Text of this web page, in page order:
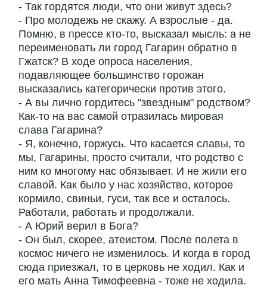
- Так гордятся люди, что они живут здесь?
- Про молодежь не скажу. А взрослые - да.
Помню, в прессе кто-то, высказал мысль: а не
переименовать ли город Гагарин обратно в
Гжатск? В ходе опроса населения,
подавляющее большинство горожан
высказались категорически против этого.
- А вы лично гордитесь "звездным" родством?
Как-то на вас самой отразилась мировая
слава Гагарина?
- Я, конечно, горжусь. Что касается славы, то
мы, Гагарины, просто считали, что родство с
ним ко многому нас обязывает. И не жили его
славой. Как было у нас хозяйство, которое
кормило, свиньи, гуси, так все и осталось.
Работали, работать и продолжали.
- А Юрий верил в Бога?
- Он был, скорее, атеистом. После полета в
космос ничего не изменилось. И когда в город
сюда приезжал, то в церковь не ходил. Как и
его мать Анна Тимофеевна - тоже не ходила.